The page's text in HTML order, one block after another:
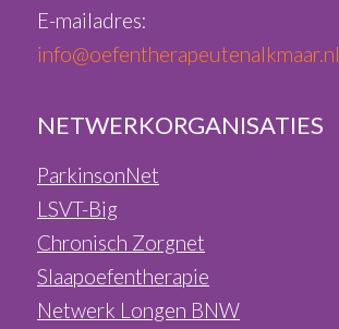
E-mailadres:
info@oefentherapeutenalkmaar.nl
NETWERKORGANISATIES
ParkinsonNet
LSVT-Big
Chronisch Zorgnet
Slaapoefentherapie
Netwerk Longen BNW